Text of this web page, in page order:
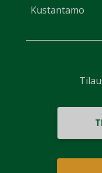
Kustantamo